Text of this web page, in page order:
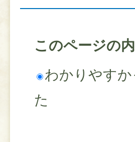
このページの
わかりやすか
た